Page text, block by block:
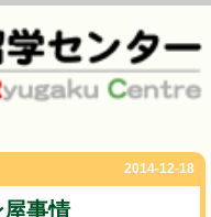
2014-12-18
事情